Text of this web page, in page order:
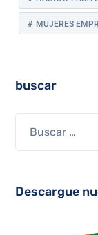
MUJERES
buscar
Descargue